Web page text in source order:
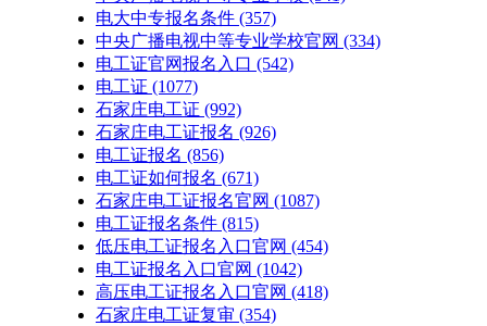
电大中专报名条件 (357)
中央广播电视中等专业学校官网 (334)
电工证官网报名入口 (542)
电工证 (1077)
石家庄电工证 (992)
石家庄电工证报名 (926)
电工证报名 (856)
电工证如何报名 (671)
石家庄电工证报名官网 (1087)
电工证报名条件 (815)
低压电工证报名入口官网 (454)
电工证报名入口官网 (1042)
高压电工证报名入口官网 (418)
石家庄电工证复审 (354)